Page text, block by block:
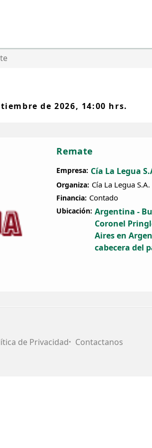
de 2026, 14:00 hrs.
Remate
Empresa: Cía La Legua
Organiza: Cía La Legua S.A.
Financia: Contado
Ubicación: Argentina -
Coronel
Aires en
cabecera del
de Privacidad Contactanos